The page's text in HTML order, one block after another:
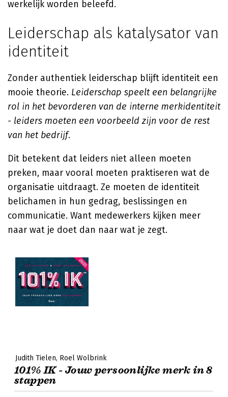
werkelijk worden beleefd.
Leiderschap als katalysator van
identiteit
Zonder authentiek leiderschap blijft identiteit een
mooie theorie. Leiderschap speelt een belangrijke
rol in het bevorderen van de interne merkidentiteit
- leiders moeten een voorbeeld zijn voor de rest
van het bedrijf.
Dit betekent dat leiders niet alleen moeten
preken, maar vooral moeten praktiseren wat de
organisatie uitdraagt. Ze moeten de identiteit
belichamen in hun gedrag, beslissingen en
communicatie. Want medewerkers kijken meer
naar wat je doet dan naar wat je zegt.
Judith Tielen Roel Wolbrink
101% IK - Jouw persoonlijke merk in 8
stappen